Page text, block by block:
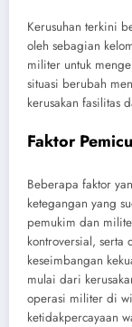
Kerusuhan terkini
oleh sebagian
militer untuk
situasi berubah
kerusakan fasilitas
Faktor
Beberapa faktor
ketegangan yang
pemukim dan
kontroversial,
keseimbangan
mulai dari
operasi militer di
ketidakpercayaan